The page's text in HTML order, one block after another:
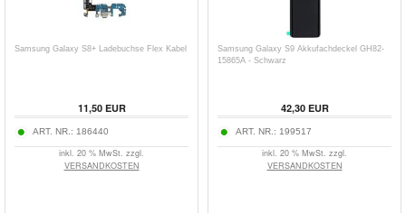
Samsung Galaxy S8+ Ladebuchse Flex Kabel
11,50EUR
ART. NR.: 186440
inkl. 20 % MwSt. zzgl.
VERSANDKOSTEN
Samsung Galaxy S9 Akkufachdeckel GH82-
15865A - Schwarz
42,30EUR
ART. NR.: 199517
inkl. 20 % MwSt. zzgl.
VERSANDKOSTEN